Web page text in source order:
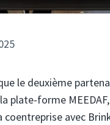
le deuxième
plate-forme
coentreprise avec